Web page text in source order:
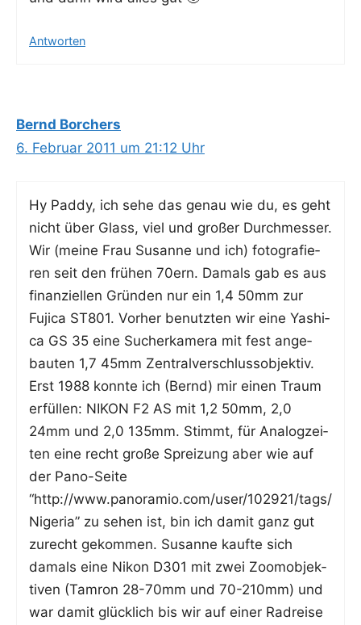
Antworten
Bernd Borchers
6. Februar 2011 um 21:12 Uhr
Hy Pad­dy, ich sehe das genau wie du, es geht
nicht über Glass, viel und gro­ßer Durch­mes­ser.
Wir (mei­ne Frau Susan­ne und ich) foto­gra­fie­
ren seit den frü­hen 70ern. Damals gab es aus
finan­zi­el­len Grün­den nur ein 1,4 50mm zur
Fuji­ca ST801. Vor­her benutz­ten wir eine Yas­hi­
ca GS 35 eine Sucher­ka­me­ra mit fest ange­
bau­ten 1,7 45mm Zentralverschlussobjektiv.
Erst 1988 konn­te ich (Bernd) mir einen Traum
erfül­len: NIKON F2 AS mit 1,2 50mm, 2,0
24mm und 2,0 135mm. Stimmt, für Ana­log­zei­
ten eine recht gro­ße Sprei­zung aber wie auf
der Pano-Sei­te
“http://www.panoramio.com/user/102921/tags/
Nigeria” zu sehen ist, bin ich damit ganz gut
zurecht gekom­men. Susan­ne kauf­te sich
damals eine Nikon D301 mit zwei Zoom­ob­jek­
ti­ven (Tam­ron 28-70mm und 70-210mm) und
war damit glück­lich bis wir auf einer Rad­rei­se